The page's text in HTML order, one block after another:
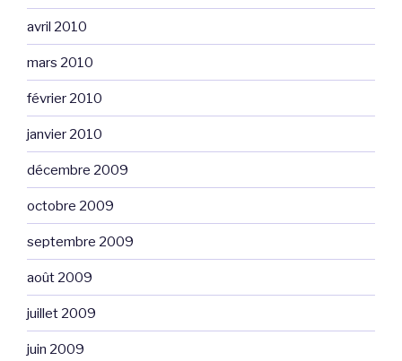
avril 2010
mars 2010
février 2010
janvier 2010
décembre 2009
octobre 2009
septembre 2009
août 2009
juillet 2009
juin 2009